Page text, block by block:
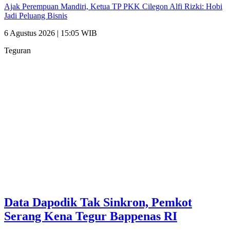
Ajak Perempuan Mandiri, Ketua TP PKK Cilegon Alfi Rizki: Hobi
Jadi Peluang Bisnis
6 Agustus 2026 | 15:05 WIB
Teguran
Data Dapodik Tak Sinkron, Pemkot
Serang Kena Tegur Bappenas RI